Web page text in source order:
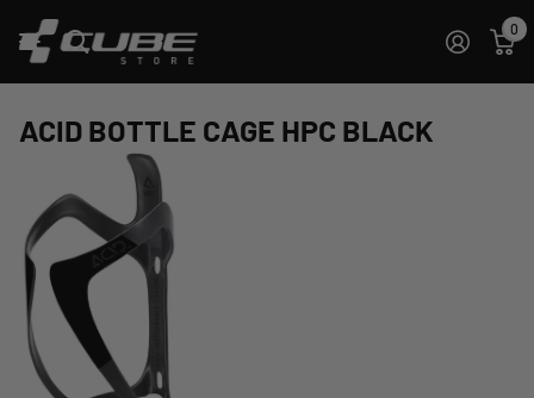
0
ACID BOTTLE CAGE HPC BLACK